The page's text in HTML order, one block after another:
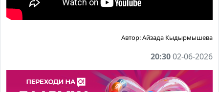
Автор:Айзада Кыдырмышева
20:3002-06-2026